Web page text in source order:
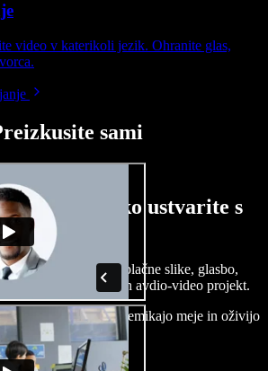
video v katerikoli jezik. Ohranite glas,
sami
kaj lahko ustvarite s
dodajajte brezplačne slike, glasbo,
in pripravite celoten avdio-video projekt.
ustvarjalci premikajo meje in oživijo